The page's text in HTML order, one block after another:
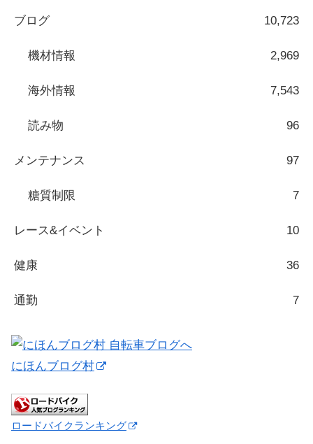
ブログ 10,723
機材情報 2,969
海外情報 7,543
読み物 96
メンテナンス 97
糖質制限 7
レース&イベント 10
健康 36
通勤 7
にほんブログ村
ロードバイクランキング